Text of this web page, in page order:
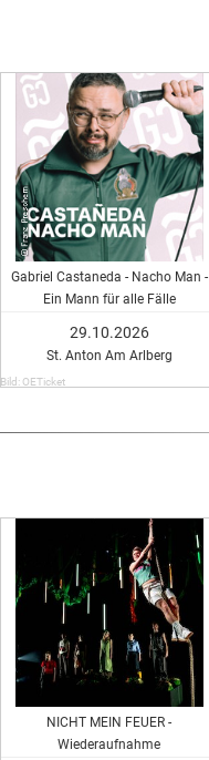
Gabriel Castaneda - Nacho Man -
Ein Mann für alle Fälle
29.10.2026
St. Anton Am Arlberg
Bild: OETicket
NICHT MEIN FEUER -
Wiederaufnahme